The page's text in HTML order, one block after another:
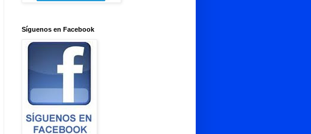
Síguenos en Facebook